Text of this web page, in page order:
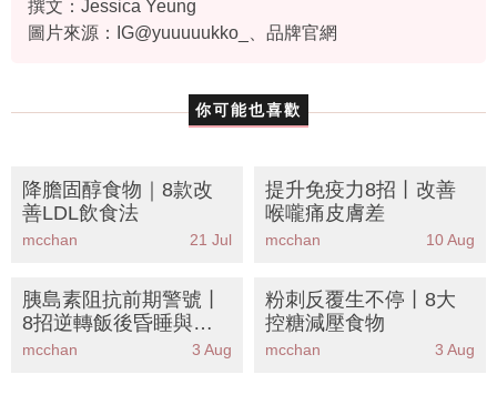
圖片來源：IG@yuuuuukko_、品牌官網
善LDL飲食法
mcchan
喉嚨痛皮膚差
mcchan
8招逆轉飯後昏睡與肚
腩
mcchan 3 Aug
控糖減壓食物
mcchan